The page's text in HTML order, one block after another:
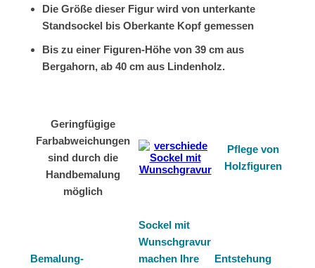
Die Größe dieser Figur wird von unterkante
Standsockel bis Oberkante Kopf gemessen
Bis zu einer Figuren-Höhe von 39 cm aus
Bergahorn, ab 40 cm aus Lindenholz.
Geringfügige
Farbabweichungen
sind durch die
Handbemalung
möglich
Pflege von
Holzfiguren
Bemalung-
Sockel mit
Wunschgravur
machen Ihre
Entstehung